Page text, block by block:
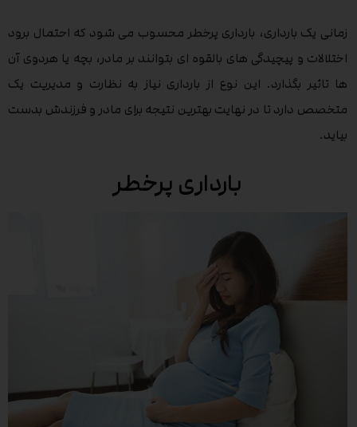
زمانی یک بارداری، بارداری پرخطر محسوب می شود که احتمال برود
اختلالات و پیچیدگی های بالقوه ای بتوانند بر مادر، بچه یا هردوی آن
ها تاثیر بگذارد. این نوع از بارداری نیاز به نظارت و مدیریت یک
متخصص دارد تا در نهایت بهترین نتیجه برای مادر و فرزندش بدست
بیاید.
بارداری پرخطر